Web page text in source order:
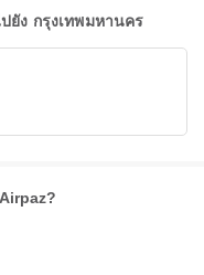
ยัง กรุงเทพมหานคร